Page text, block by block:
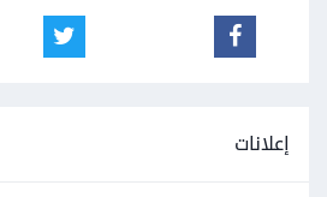
إعلانات